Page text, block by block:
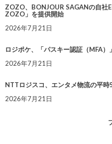
ZOZO、BONJOUR SAGANの自社
ZOZO」を提供開始
2026年7月21日
ロジポケ、「パスキー認証（MFA）
2026年7月21日
NTTロジスコ、エンタメ物流の平
2026年7月21日